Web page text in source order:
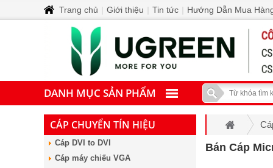
DANH MỤC SẢN PHẨM
CÁP CHUYỂN TÍN HIỆU
Cáp DVI to DVI
Cáp máy chiếu VGA
Bán Cáp
Trang chủ Giới thiệu Tin tức Hướng Dẫn Mua